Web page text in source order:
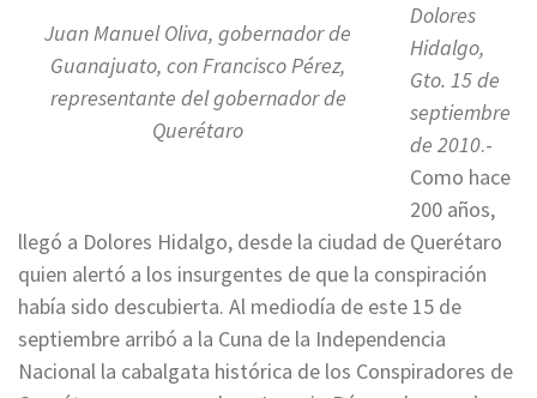
Juan Manuel Oliva, gobernador de
Guanajuato, con Francisco Pérez,
representante del gobernador de
Querétaro
Dolores
Hidalgo,
Gto. 15 de
septiembre
de 2010.-
Como hace
200 años,
llegó a Dolores Hidalgo, desde la ciudad de Querétaro
quien alertó a los insurgentes de que la conspiración
había sido descubierta. Al mediodía de este 15 de
septiembre arribó a la Cuna de la Independencia
Nacional la cabalgata histórica de los Conspiradores de